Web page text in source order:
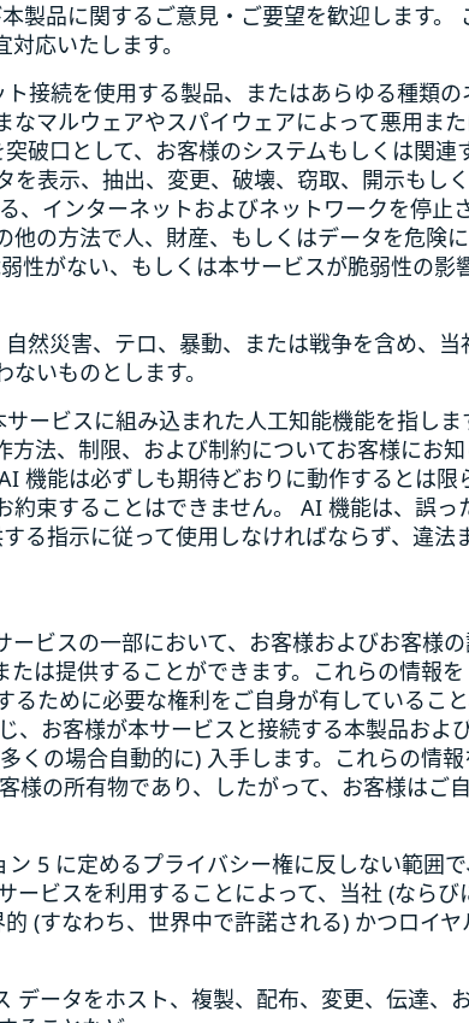
製品に関するご意見・ご要望を歓迎します
応いたします。
接続を使用する製品、またはあらゆる種類
マルウェアやスパイウェアによって悪用ま
破口として、お客様のシステムもしくは関
表示、抽出、変更、破壊、窃取、開示もし
、インターネットおよびネットワークを停
の方法で人、財産、もしくはデータを危険
性がない、もしくは本サービスが脆弱性の
然災害、テロ、暴動、または戦争を含め、
いものとします。
サービスに組み込まれた人工知能機能を指し
法、制限、および制約についてお客様にお
機能は必ずしも期待どおりに動作するとは
約束することはできません。 AI 機能は、誤
る指示に従って使用しなければならず、違法
ービスの一部において、お客様およびお客様
は提供することができます。これらの情報
ために必要な権利をご自身が有しているこ
、お客様が本サービスと接続する本製品お
くの場合自動的に) 入手します。これらの情
様の所有物であり、したがって、お客様はご
ン 5 に定めるプライバシー権に反しない範囲
ービスを利用することによって、当社 (なら
(すなわち、世界中で許諾される) かつロイ
データをホスト、複製、配布、変更、伝達